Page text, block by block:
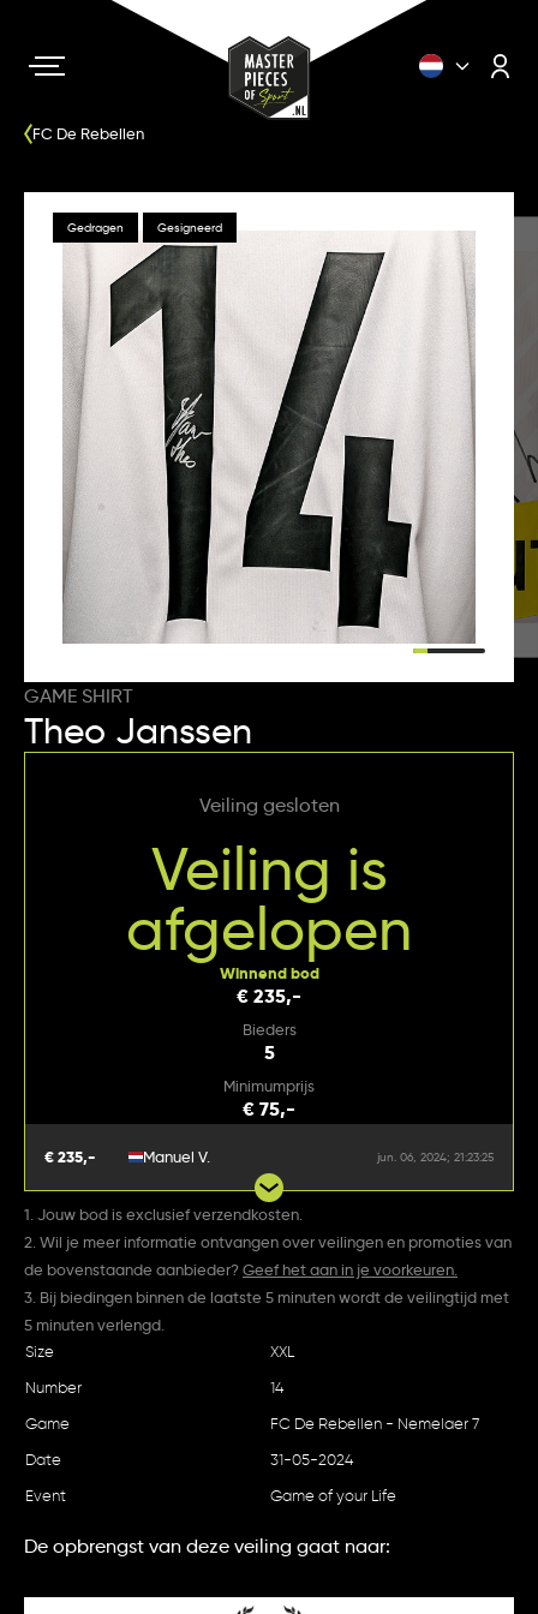
FC De Rebellen
Gedragen Gesigneerd
GAME SHIRT
Theo Janssen
Veiling gesloten
Veiling is
afgelopen
Winnend bod
€ 235,-
Bieders
5
Minimumprijs
€ 75,-
€ 235,- Manuel V. jun. 06, 2024; 21:23:25
1. Jouw bod is exclusief verzendkosten.
2. Wil je meer informatie ontvangen over veilingen en promoties van
de bovenstaande aanbieder?Geef het aan in je voorkeuren.
3. Bij biedingen binnen de laatste 5 minuten wordt de veilingtijd met
5 minuten verlengd.
Size
XXL
Number
14
Game
FC De Rebellen - Nemelaer 7
Date
31-05-2024
Event
Game of your Life
De opbrengst van deze veiling gaat naar: